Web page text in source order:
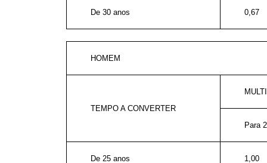
De 30 anos 0,67
HOMEM
TEMPO A CONVERTER
Para
De 25 anos 1,00